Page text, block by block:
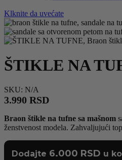
Klknite da uvećate
ŠTIKLE NA
SKU: N/A
3.990 RSD
Braon štikle na tufne sa mašnom
ženstvenost modela. Zahvaljujući
Dodajte 6.000 RSD u